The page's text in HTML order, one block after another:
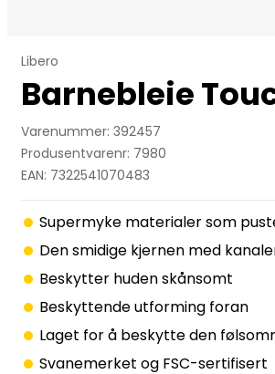
Libero
Barnebleie
Varenummer: 392457
Produsentvarenr: 7980
EAN: 7322541070483
Supermyke materialer som
Den smidige kjernen med
Beskytter huden skånsomt
Beskyttende utforming foran
Laget for å beskytte den
Svanemerket og FSC-sertifisert